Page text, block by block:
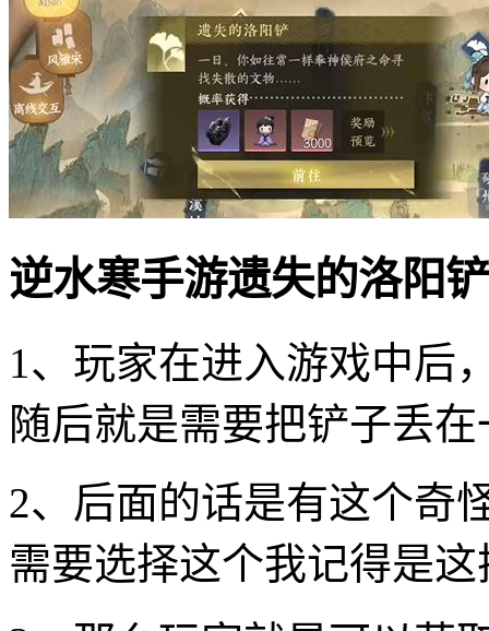
逆水寒手游遗失的洛阳
1、玩家在进入游戏中后
随后就是需要把铲子丢
2、后面的话是有这个奇
需要选择这个我记得是